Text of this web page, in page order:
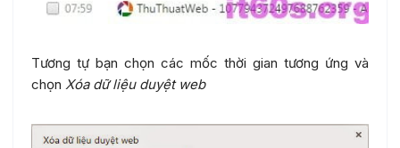
Tương tự bạn chọn các mốc thời gian tương ứng và
chọn Xóa dữ liệu duyệt web